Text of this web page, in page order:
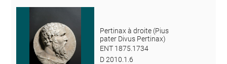
Pertinax à droite (Pius
pater Divus Pertinax)
ENT 1875.1734
D 2010.1.6